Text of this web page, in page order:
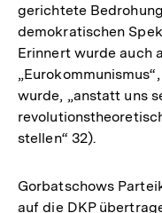
gerichtete
demokratischen
Erinnert wurde auch
wurde, „anstatt uns
stellen“ 32).
Gorbatschows
auf die DKP